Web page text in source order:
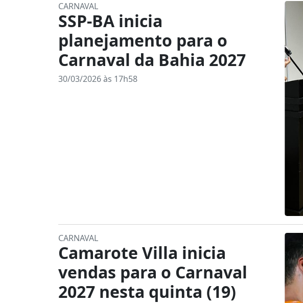
CARNAVAL
SSP-BA inicia
planejamento para o
Carnaval da Bahia 2027
30/03/2026 às 17h58
CARNAVAL
Camarote Villa inicia
vendas para o Carnaval
2027 nesta quinta (19)